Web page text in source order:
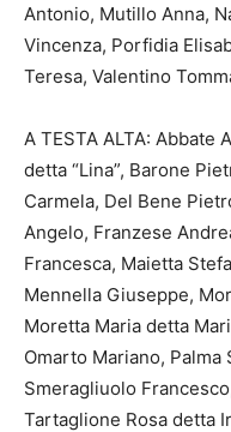
Antonio, Mutillo Anna,
Vincenza, Porfidia
Teresa, Valentino
A TESTA ALTA: Abbate
detta “Lina”, Barone
Carmela, Del Bene
Angelo, Franzese
Francesca, Maietta
Mennella Giuseppe,
Moretta Maria detta
Omarto Mariano, Palma
Smeragliuolo
Tartaglione Rosa detta